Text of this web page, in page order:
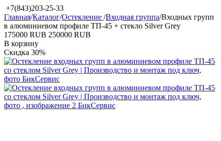
+7(843)203-25-33
Главная/Каталог/Остекление /Входная группа/Входных групп
в алюминиевом профиле ТП-45 + стекло Silver Grey
‍175000‍ RUB ‍250000‍ RUB
В корзину
Скидка 30%